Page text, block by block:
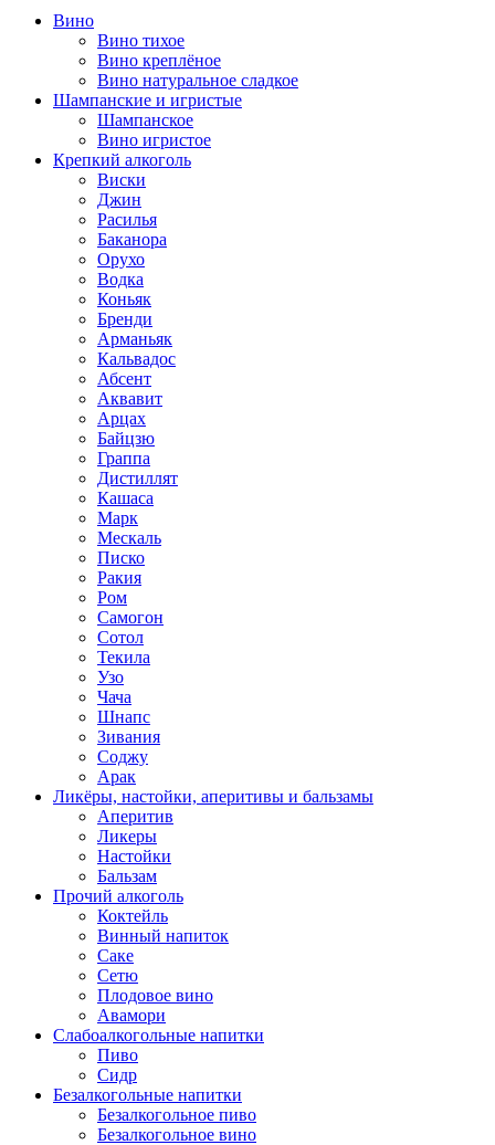
Вино
Вино тихое
Вино креплёное
Вино натуральное сладкое
Шампанские и игристые
Шампанское
Вино игристое
Крепкий алкоголь
Виски
Джин
Расилья
Баканора
Орухо
Водка
Коньяк
Бренди
Арманьяк
Кальвадос
Абсент
Аквавит
Арцах
Байцзю
Граппа
Дистиллят
Кашаса
Марк
Мескаль
Писко
Ракия
Ром
Самогон
Сотол
Текила
Узо
Чача
Шнапс
Зивания
Соджу
Арак
Ликёры, настойки, аперитивы и бальзамы
Аперитив
Ликеры
Настойки
Бальзам
Прочий алкоголь
Коктейль
Винный напиток
Саке
Сетю
Плодовое вино
Авамори
Слабоалкогольные напитки
Пиво
Сидр
Безалкогольные напитки
Безалкогольное пиво
Безалкогольное вино